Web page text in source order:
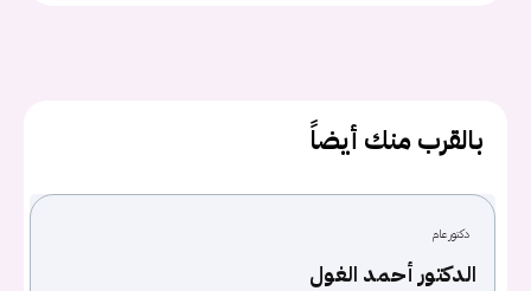
بالقرب منك أيضاً
دكتور عام
الدكتور أحمد الغول